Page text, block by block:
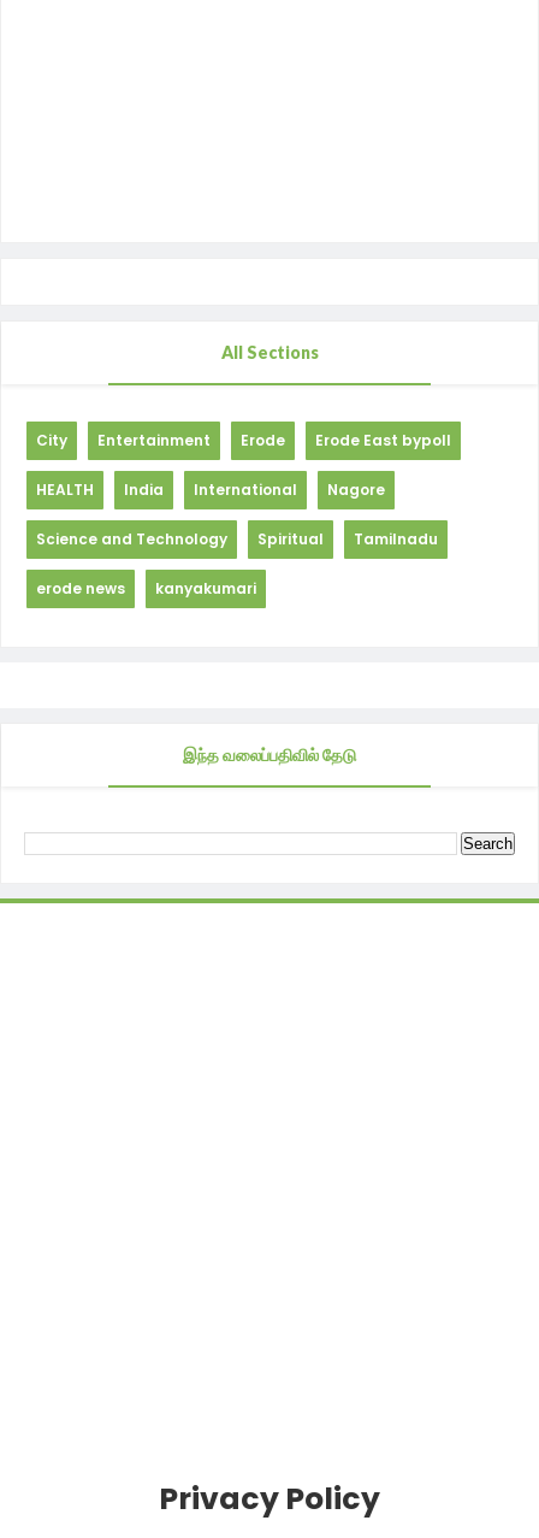
All Sections
City Entertainment Erode Erode East bypoll
HEALTH India International Nagore
Science and Technology Spiritual Tamilnadu
erode news kanyakumari
இந்த வலைப்பதிவில் தேடு
Privacy Policy